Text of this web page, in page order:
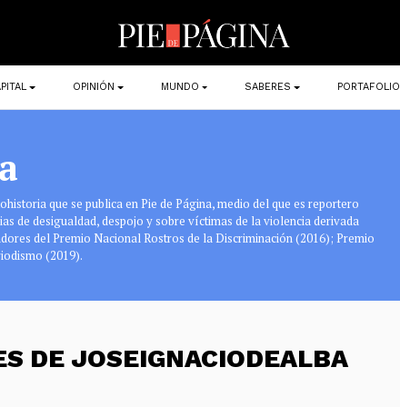
OPINIÓN MUNDO SABERES PORTAFOLIO
que se publica en Pie de Página, medio del que es reportero
de desigualdad, despojo y sobre víctimas de la violencia derivada
del Premio Nacional Rostros de la Discriminación (2016); Premio
(2019).
DE JOSEIGNACIODEALBA